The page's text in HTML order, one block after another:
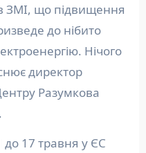
в ЗМІ, що підвищення
до нібито
Нічого
директор
Разумкова
17 травня у ЄС